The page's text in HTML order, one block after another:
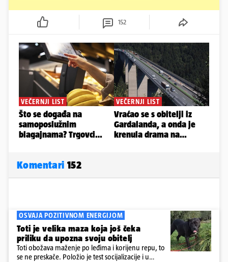
152
Komentari 152
OSVAJA POZITIVNOM ENERGIJOM
Toti je velika maza koja još čeka
priliku da upozna svoju obitelj
Toti obožava maženje po leđima i korijenu repu, to
se ne preskače. Položio je test socijalizacije i u